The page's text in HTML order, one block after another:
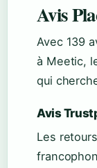
Avis
Avec 139
à Meetic,
qui
Avis
Les